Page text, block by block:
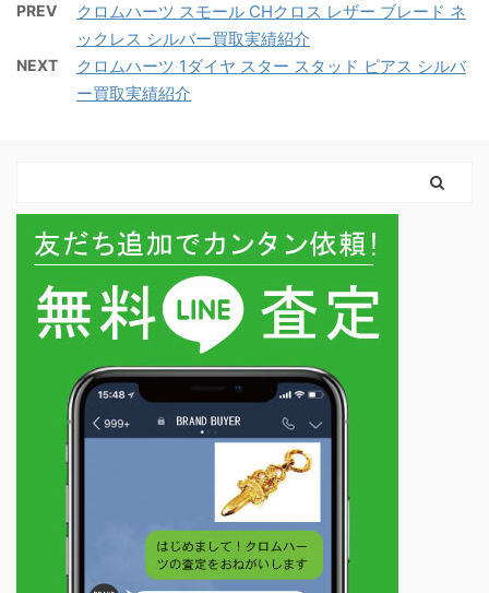
PREV
クロムハーツ スモール CHクロス レザー ブレード ネ
ックレス シルバー買取実績紹介
NEXT
クロムハーツ 1ダイヤ スター スタッド ピアス シルバ
ー買取実績紹介